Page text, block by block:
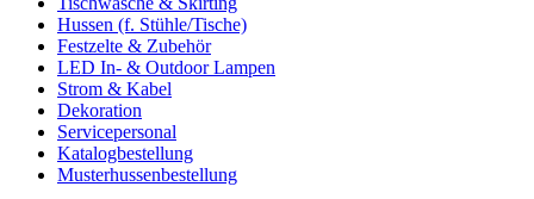
Hussen (f. Stühle/Tische)
Festzelte & Zubehör
LED In- & Outdoor Lampen
Strom & Kabel
Dekoration
Servicepersonal
Katalogbestellung
Musterhussenbestellung